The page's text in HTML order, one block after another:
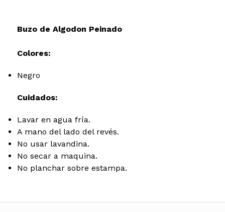
Buzo de Algodon Peinado
Colores:
Negro
Cuidados:
Lavar en agua fría.
A mano del lado del revés.
No usar lavandina.
No secar a maquina.
No planchar sobre estampa.